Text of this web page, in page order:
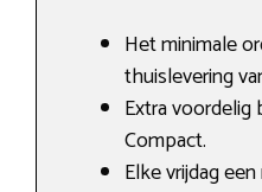
Het minimale
thuislevering
Extra
Compact.
Elke vrijdag